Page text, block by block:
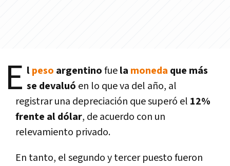
E lpeso argentinofuela moneda que más
se devaluó en lo que va del año, al
registrar una depreciación que superó el 12%
frente al dólar, de acuerdo con un
relevamiento privado.
En tanto, el segundo y tercer puesto fueron